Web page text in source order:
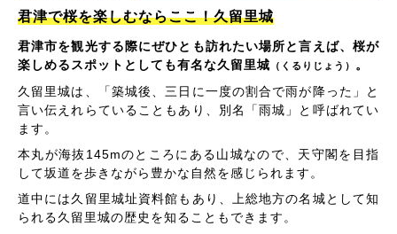
君津で桜を楽しむならここ！久留里城
君津市を観光する際にぜひとも訪れたい場所と言えば、桜が
楽しめるスポットとしても有名な久留里城 （くるりじょう） 。
久留里城は、「築城後、三日に一度の割合で雨が降った」と
言い伝えれらていることもあり、別名「雨城」と呼ばれてい
ます。
本丸が海抜145mのところにある山城なので、天守閣を目指
して坂道を歩きながら豊かな自然を感じられます。
道中には久留里城址資料館もあり、上総地方の名城として知
られる久留里城の歴史を知ることもできます。